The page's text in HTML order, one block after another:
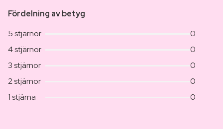
Fördelning av betyg
5 stjärnor
0
4 stjärnor
0
3 stjärnor
0
2 stjärnor
0
1 stjärna
0